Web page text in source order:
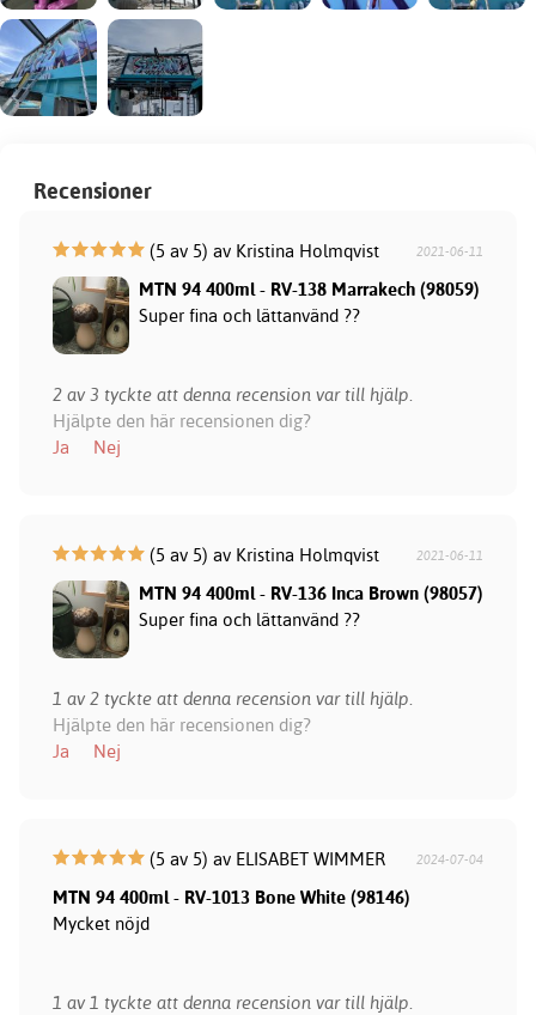
Recensioner
(5 av 5) av Kristina Holmqvist 2021-06-11
MTN 94 400ml - RV-138 Marrakech (98059)
Super fina och lättanvänd ??
2 av 3 tyckte att denna recension var till hjälp.
Hjälpte den här recensionen dig?
Ja
Nej
(5 av 5) av Kristina Holmqvist 2021-06-11
MTN 94 400ml - RV-136 Inca Brown (98057)
Super fina och lättanvänd ??
1 av 2 tyckte att denna recension var till hjälp.
Hjälpte den här recensionen dig?
Ja
Nej
(5 av 5) av ELISABET WIMMER 2024-07-04
MTN 94 400ml - RV-1013 Bone White (98146)
Mycket nöjd
1 av 1 tyckte att denna recension var till hjälp.